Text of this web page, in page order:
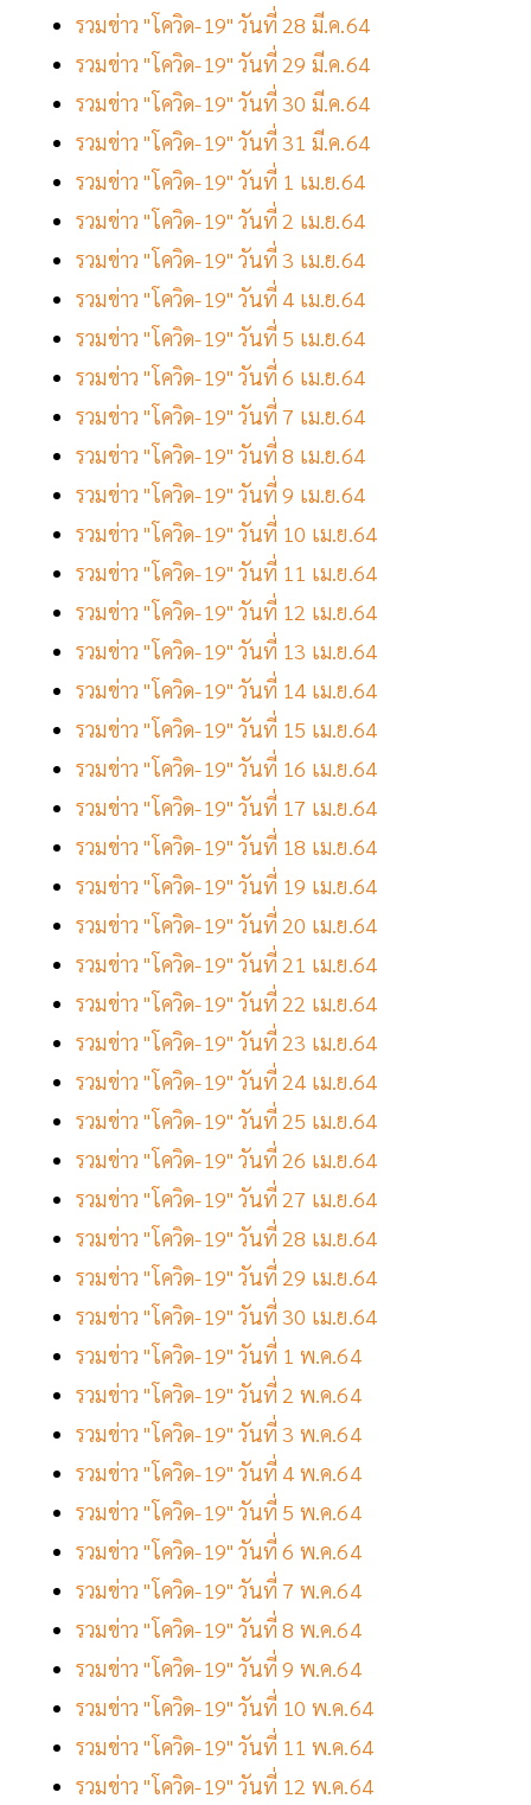
รวมข่าว "โควิด-19" วันที่ 28 มี.ค.64
รวมข่าว "โควิด-19" วันที่ 29 มี.ค.64
รวมข่าว "โควิด-19" วันที่ 30 มี.ค.64
รวมข่าว "โควิด-19" วันที่ 31 มี.ค.64
รวมข่าว "โควิด-19" วันที่ 1 เม.ย.64
รวมข่าว "โควิด-19" วันที่ 2 เม.ย.64
รวมข่าว "โควิด-19" วันที่ 3 เม.ย.64
รวมข่าว "โควิด-19" วันที่ 4 เม.ย.64
รวมข่าว "โควิด-19" วันที่ 5 เม.ย.64
รวมข่าว "โควิด-19" วันที่ 6 เม.ย.64
รวมข่าว "โควิด-19" วันที่ 7 เม.ย.64
รวมข่าว "โควิด-19" วันที่ 8 เม.ย.64
รวมข่าว "โควิด-19" วันที่ 9 เม.ย.64
รวมข่าว "โควิด-19" วันที่ 10 เม.ย.64
รวมข่าว "โควิด-19" วันที่ 11 เม.ย.64
รวมข่าว "โควิด-19" วันที่ 12 เม.ย.64
รวมข่าว "โควิด-19" วันที่ 13 เม.ย.64
รวมข่าว "โควิด-19" วันที่ 14 เม.ย.64
รวมข่าว "โควิด-19" วันที่ 15 เม.ย.64
รวมข่าว "โควิด-19" วันที่ 16 เม.ย.64
รวมข่าว "โควิด-19" วันที่ 17 เม.ย.64
รวมข่าว "โควิด-19" วันที่ 18 เม.ย.64
รวมข่าว "โควิด-19" วันที่ 19 เม.ย.64
รวมข่าว "โควิด-19" วันที่ 20 เม.ย.64
รวมข่าว "โควิด-19" วันที่ 21 เม.ย.64
รวมข่าว "โควิด-19" วันที่ 22 เม.ย.64
รวมข่าว "โควิด-19" วันที่ 23 เม.ย.64
รวมข่าว "โควิด-19" วันที่ 24 เม.ย.64
รวมข่าว "โควิด-19" วันที่ 25 เม.ย.64
รวมข่าว "โควิด-19" วันที่ 26 เม.ย.64
รวมข่าว "โควิด-19" วันที่ 27 เม.ย.64
รวมข่าว "โควิด-19" วันที่ 28 เม.ย.64
รวมข่าว "โควิด-19" วันที่ 29 เม.ย.64
รวมข่าว "โควิด-19" วันที่ 30 เม.ย.64
รวมข่าว "โควิด-19" วันที่ 1 พ.ค.64
รวมข่าว "โควิด-19" วันที่ 2 พ.ค.64
รวมข่าว "โควิด-19" วันที่ 3 พ.ค.64
รวมข่าว "โควิด-19" วันที่ 4 พ.ค.64
รวมข่าว "โควิด-19" วันที่ 5 พ.ค.64
รวมข่าว "โควิด-19" วันที่ 6 พ.ค.64
รวมข่าว "โควิด-19" วันที่ 7 พ.ค.64
รวมข่าว "โควิด-19" วันที่ 8 พ.ค.64
รวมข่าว "โควิด-19" วันที่ 9 พ.ค.64
รวมข่าว "โควิด-19" วันที่ 10 พ.ค.64
รวมข่าว "โควิด-19" วันที่ 11 พ.ค.64
รวมข่าว "โควิด-19" วันที่ 12 พ.ค.64